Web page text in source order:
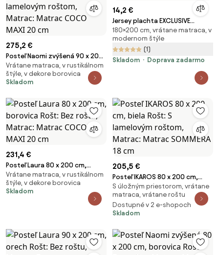
275,2 €
Posteľ Naomi zvýšená 90 x 200
cm, borovica Rošt: S lamelovým
roštom, Matrac: Matrac
COCO MAXI 20 cm
Vrátane matraca, v rustikálnom
štýle, v dekore borovica
Skladom
14,2 €
Jersey plachta EXCLUSIVE
svetlofialová 180 x 200 cm
180×200 cm, vrátane matraca, v
modernom štýle
(1)
Skladom
Doprava zadarmo
231,4 €
Posteľ Laura 80 x 200 cm,
borovica Rošt: Bez roštu,
Matrac: Matrac COCO MAXI 20
cm
Vrátane matraca, v rustikálnom
štýle, v dekore borovica
Skladom
205,5 €
Posteľ IKAROS 80 x 200 cm,
biela Rošt: S lamelovým roštom,
Matrac: Matrac SOMMERA 18
cm
S úložným priestorom, vrátane
matraca, vrátane roštu
Dostupné v 2 e-shopoch
Skladom